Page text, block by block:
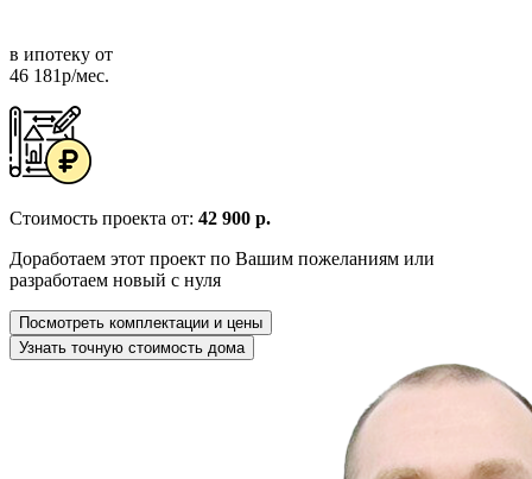
в ипотеку от
46 181р/мес.
Стоимость проекта от: 42 900 р.
Доработаем этот проект по Вашим пожеланиям или
разработаем новый с нуля
Посмотреть комплектации и цены
Узнать точную стоимость дома